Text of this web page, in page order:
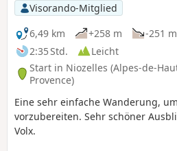
Visorando-Mitglied
6,49 km
+258 m
-251 m
2:35 Std.
Leicht
Start in Niozelles (Alpes-de-
Provence)
Eine sehr einfache Wanderung,
vorzubereiten. Sehr schöner
Volx.